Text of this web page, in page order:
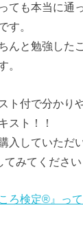
ても本当に通
す。
んと勉強した
。
ト付で分かり
スト！！
入していただ
てみてください
ろ検定®』っ